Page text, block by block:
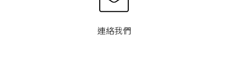
連絡我們